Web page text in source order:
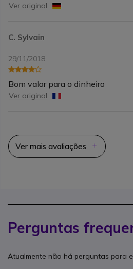
Ver original
C. Sylvain
29/11/2018
Bom valor para o dinheiro
Ver original
Ver mais avaliações
Perguntas
Atualmente não há perguntas para